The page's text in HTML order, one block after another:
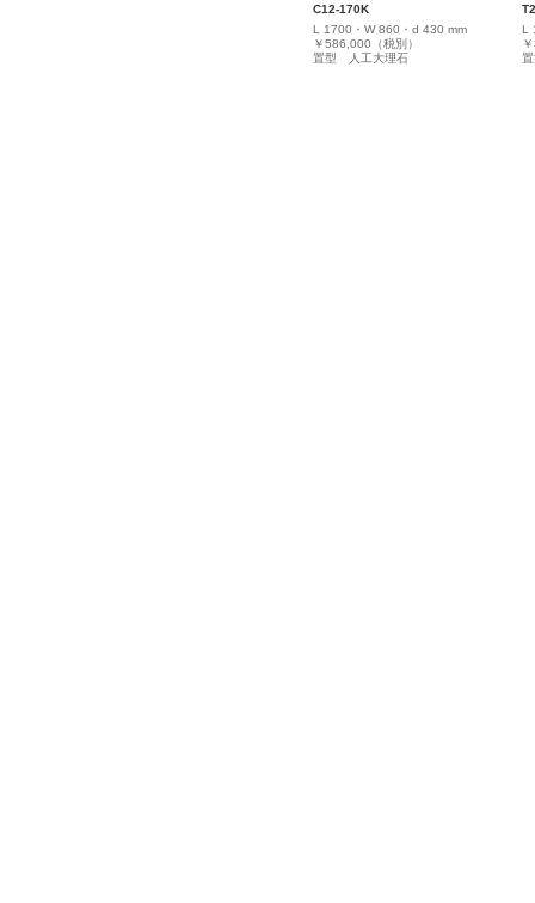
C12-170K
L 1700・W 860・d 430 mm
￥586,000（税別）
置型 人工大理石
L